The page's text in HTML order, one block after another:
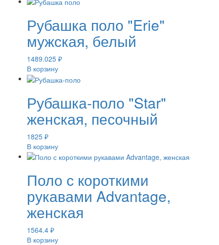
Рубашка поло "Erie"
мужская, белый
1489.025 ₽
В корзину
Рубашка-поло "Star"
женская, песочный
1825 ₽
В корзину
Поло с короткими
рукавами Advantage,
женская
1564.4 ₽
В корзину